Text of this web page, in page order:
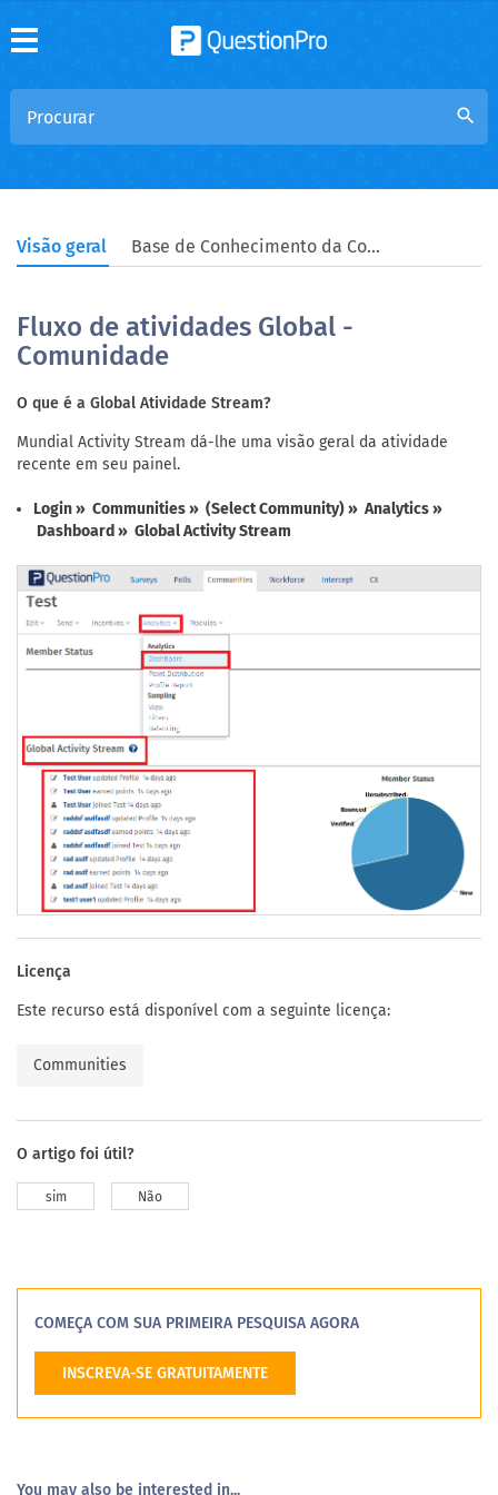
search
Visão geral Base de Conhecimento da Comunidade
Fluxo de atividades Global -
Comunidade
O que é a Global Atividade Stream?
Mundial Activity Stream dá-lhe uma visão geral da atividade
recente em seu painel.
Login » Communities » (Select Community) » Analytics »
Dashboard » Global Activity Stream
Licença
Este recurso está disponível com a seguinte licença:
Communities
O artigo foi útil?
sim Não
COMEÇA COM SUA PRIMEIRA PESQUISA AGORA
INSCREVA-SE GRATUITAMENTE
You may also be interested in...